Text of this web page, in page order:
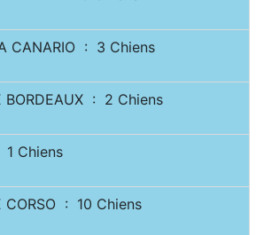
CANARIO : 3 Chiens
BORDEAUX : 2 Chiens
Chiens
CORSO : 10 Chiens